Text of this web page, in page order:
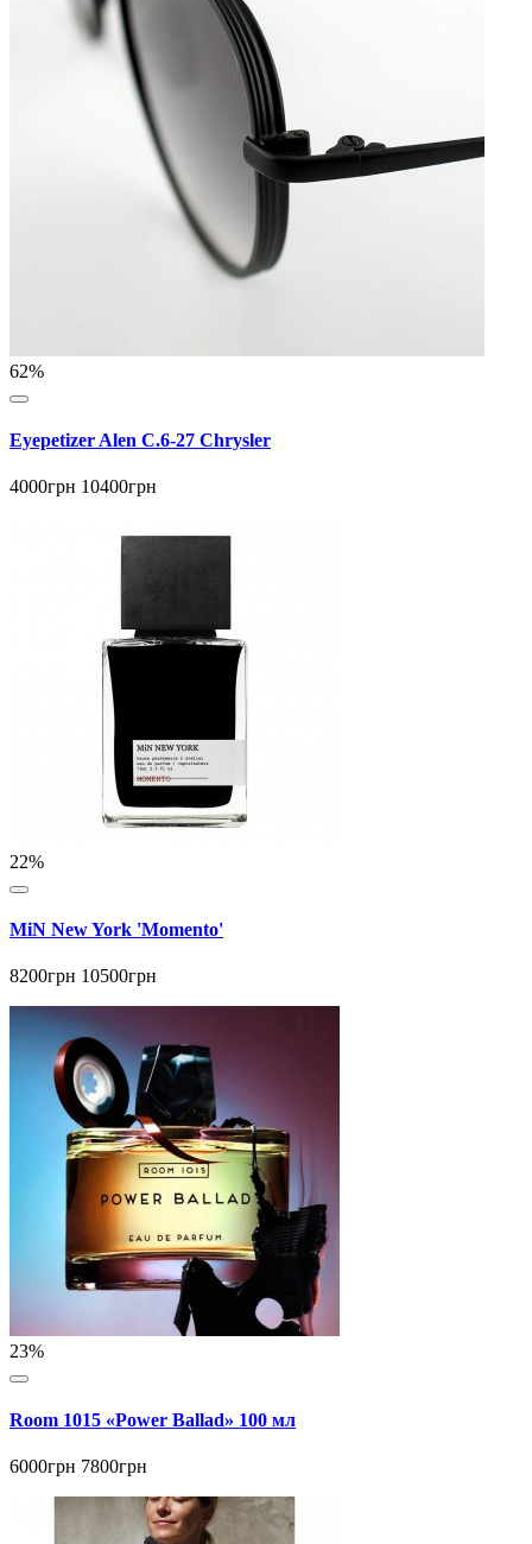
62%
Eyepetizer Alen C.6-27 Chrysler
4000грн 10400грн
22%
MiN New York 'Momento'
8200грн 10500грн
23%
Room 1015 «Power Ballad» 100 мл
6000грн 7800грн